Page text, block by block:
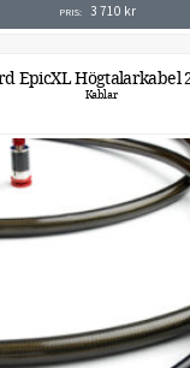
PRIS: 3 710 kr
EpicXL Högtalarkabel
Kablar